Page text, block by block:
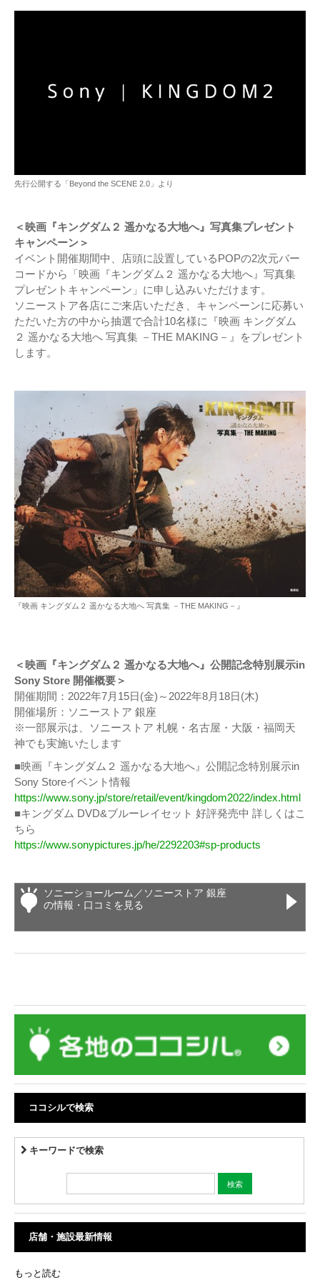
先行公開する「Beyond the SCENE 2.0」より
＜映画『キングダム２ 遥かなる大地へ』写真集プレゼント
キャンペーン＞
イベント開催期間中、店頭に設置しているPOPの2次元バー
コードから「映画『キングダム２ 遥かなる大地へ』写真集
プレゼントキャンペーン」に申し込みいただけます。
ソニーストア各店にご来店いただき、キャンペーンに応募い
ただいた方の中から抽選で合計10名様に『映画 キングダム
２ 遥かなる大地へ 写真集 －THE MAKING－』をプレゼント
します。
『映画 キングダム２ 遥かなる大地へ 写真集 －THE MAKING－』
＜映画『キングダム２ 遥かなる大地へ』公開記念特別展示in
Sony Store 開催概要＞
開催期間：2022年7月15日(金)～2022年8月18日(木)
開催場所：ソニーストア 銀座
※一部展示は、ソニーストア 札幌・名古屋・大阪・福岡天
神でも実施いたします
■映画『キングダム２ 遥かなる大地へ』公開記念特別展示in
Sony Storeイベント情報
https://www.sony.jp/store/retail/event/kingdom2022/index.html
■キングダム DVD&ブルーレイセット 好評発売中 詳しくはこ
ちら
https://www.sonypictures.jp/he/2292203#sp-products
ソニーショールーム／ソニーストア 銀座
の情報・口コミを見る
ココシルで検索
キーワードで検索
店舗・施設最新情報
もっと読む